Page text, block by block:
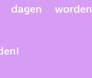
worden